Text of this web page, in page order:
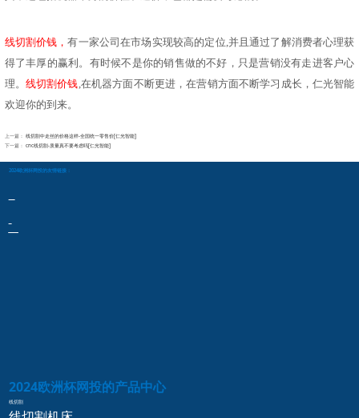
线切割价钱，有一家公司在市场实现较高的定位,并且通过了解消费者心理获
得了丰厚的赢利。有时候不是你的销售做的不好，只是营销没有走进客户心
理。 线切割价钱,在机器方面不断更进，在营销方面不断学习成长， 仁光智能
欢迎你的到来。
上一篇： 线切割中走丝的价格这样-全国统一零售价[仁光智能]
下一篇： cnc线切割-质量真不要考虑吗[仁光智能]
2024欧洲杯网投的友情链接：
2024欧洲杯网投的产品中心
线切割